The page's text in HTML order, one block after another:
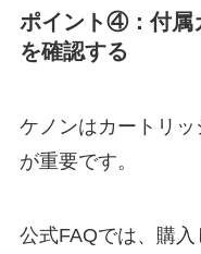
ポイント④：付属
を確認する
ケノンはカートリ
が重要です。
公式FAQでは、購